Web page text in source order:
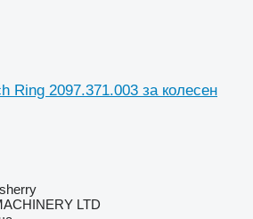
Ring 2097.371.003 за колесен
LTD